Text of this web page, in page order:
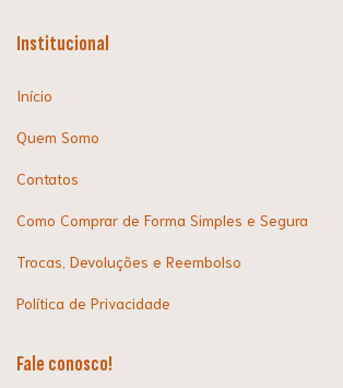
Institucional
Início
Quem Somo
Contatos
Como Comprar de Forma Simples e Segura
Trocas, Devoluções e Reembolso
Política de Privacidade
Fale conosco!